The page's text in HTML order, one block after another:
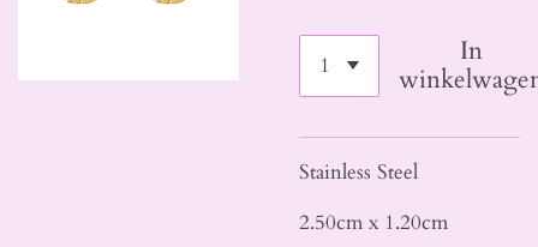
In
Stainless Steel
2.50cm x 1.20cm